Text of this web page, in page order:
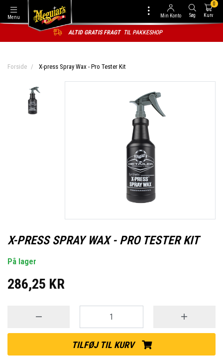
Menu Min Konto Søg Kurv
0
ALTID GRATIS FRAGT TIL PAKKESHOP
Forside X-press Spray Wax - Pro Tester Kit
X-PRESS SPRAY WAX - PRO TESTER KIT
På lager
286,25 KR
TILFØJ TIL KURV